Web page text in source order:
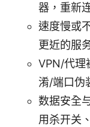
器，重新
速度慢或
更近的服
VPN/代理
淆/端口伪
数据安全
用杀开关